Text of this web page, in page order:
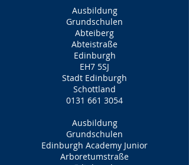
Ausbildung
Grundschulen
Abteiberg
Abteistraße
Edinburgh
EH7 5SJ
Stadt Edinburgh
Schottland
0131 661 3054
Ausbildung
Grundschulen
Edinburgh Academy Junior
Arboretumstraße